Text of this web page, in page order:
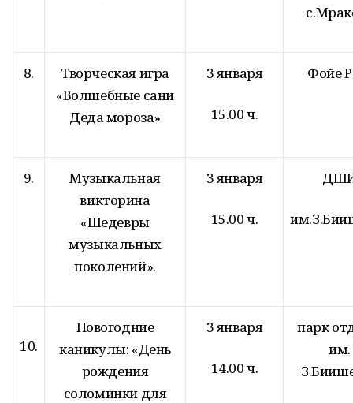
8.
Творческая игра
«Волшебные сани
Деда мороза»
3 января
15.00 ч.
Фойе
9.
Музыкальная
викторина
«Шедевры
музыкальных
поколений».
3 января
15.00 ч.
10.
Новогодние
каникулы: «День
рождения
соломинки для
3 января
14.00 ч.
парк
им.